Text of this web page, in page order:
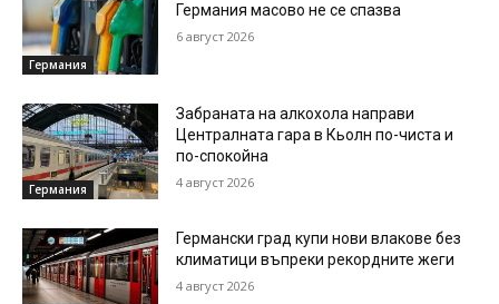
Германия
Германия масово не се спазва
6 август 2026
Германия
Забраната на алкохола направи
Централната гара в Кьолн по-чиста и
по-спокойна
4 август 2026
Германски град купи нови влакове без
климатици въпреки рекордните жеги
4 август 2026